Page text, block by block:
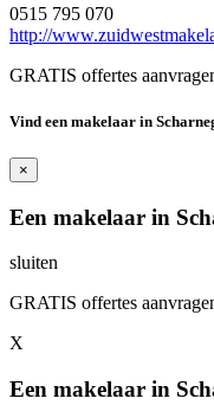
0515 795 070
http://
GRATIS offertes
Vind een makelaar in
×
Een makelaar in
sluiten
GRATIS offertes
X
Een makelaar in